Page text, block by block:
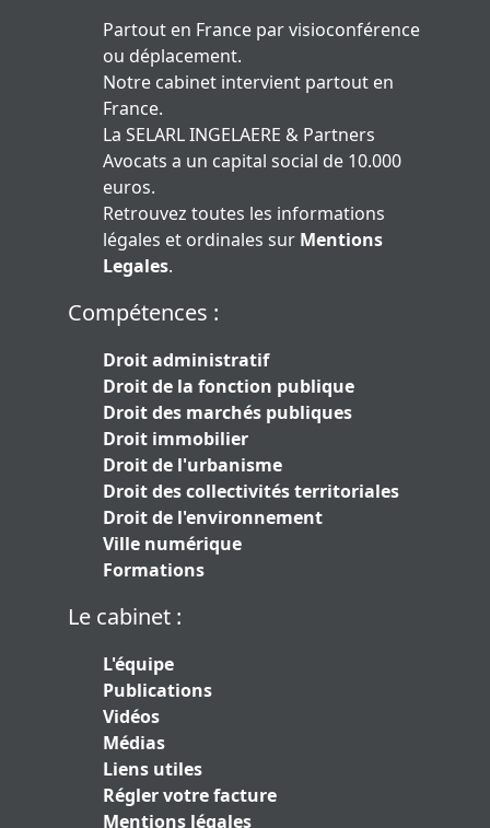
Partout en France par visioconférence
ou déplacement.
Notre cabinet intervient partout en
France.
La SELARL INGELAERE & Partners
Avocats a un capital social de 10.000
euros.
Retrouvez toutes les informations
légales et ordinales sur Mentions
Legales.
Compétences :
Droit administratif
Droit de la fonction publique
Droit des marchés publiques
Droit immobilier
Droit de l'urbanisme
Droit des collectivités territoriales
Droit de l'environnement
Ville numérique
Formations
Le cabinet :
L'équipe
Publications
Vidéos
Médias
Liens utiles
Régler votre facture
Mentions légales